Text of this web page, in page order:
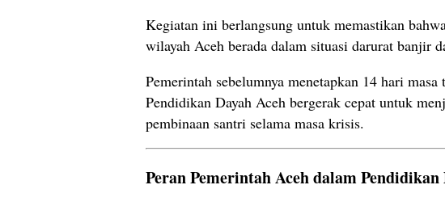
Kegiatan ini berlangsung untuk memastikan
wilayah Aceh berada dalam situasi darurat banjir
Pemerintah sebelumnya menetapkan 14 hari
Pendidikan Dayah Aceh bergerak cepat untuk
pembinaan santri selama masa krisis.
Peran Pemerintah Aceh dalam